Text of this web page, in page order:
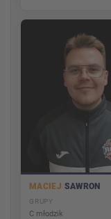
MACIEJ SAWRON
GRUPY
C młodzik